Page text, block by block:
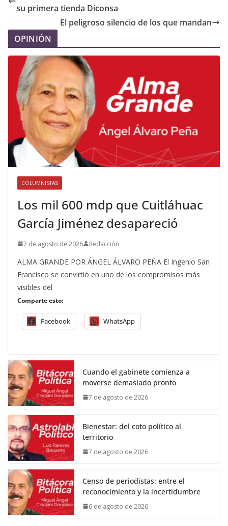
su primera tienda Diconsa
El peligroso silencio de los que mandan
OPINIÓN
COLUMNISTAS
Los mil 600 mdp que Cuitláhuac
García Jiménez desapareció
7 de agosto de 2026 Redacción
ALMA GRANDE POR ÁNGEL ÁLVARO PEÑA El Ingenio San
Francisco se convirtió en uno de los compromisos más
visibles del
Comparte esto:
Facebook WhatsApp
Cuando el gabinete comienza a
moverse demasiado pronto
7 de agosto de 2026
Bienestar: del coto político al
territorio
7 de agosto de 2026
Censo de periodistas: entre el
reconocimiento y la incertidumbre
6 de agosto de 2026